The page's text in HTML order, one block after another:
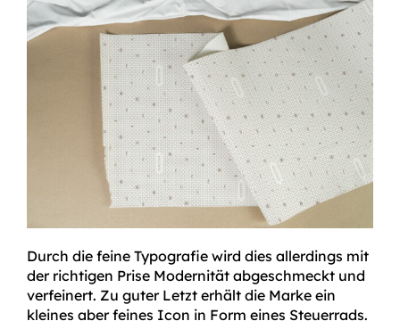
Durch die feine Typografie wird dies allerdings mit
der richtigen Prise Modernität abgeschmeckt und
verfeinert. Zu guter Letzt erhält die Marke ein
kleines aber feines Icon in Form eines Steuerrads.